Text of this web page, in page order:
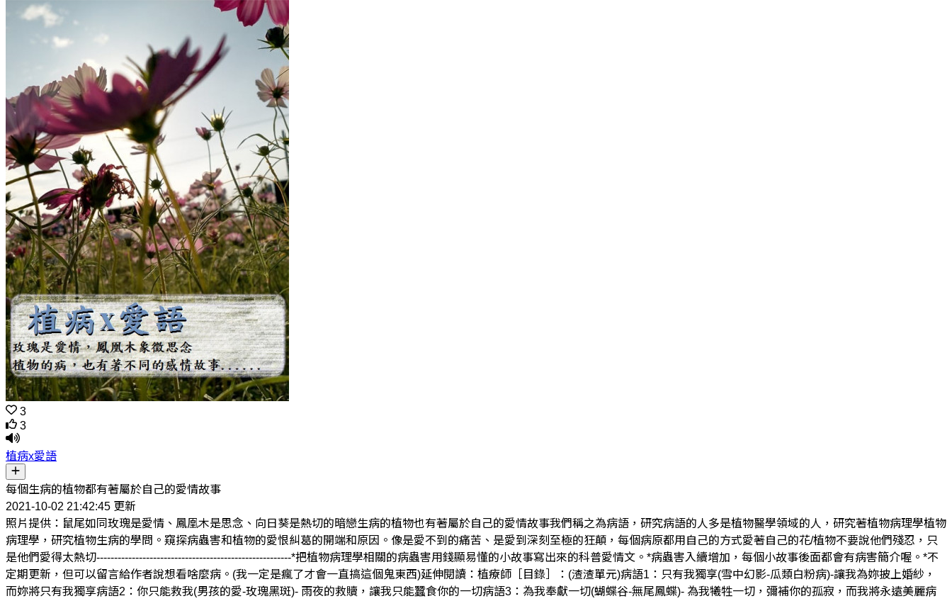
3
3
植病x愛語
每個生病的植物都有著屬於自己的愛情故事
2021-10-02 21:42:45 更新
照片提供：鼠尾如同玫瑰是愛情、鳳凰木是思念、向日葵是熱切的暗戀生病的植物也有著屬於自己的愛情故事我們稱之為病語，研究病語的人多是植物醫學領域的人，研究著植物病理學植物
病理學，研究植物生病的學問。窺探病蟲害和植物的愛恨糾葛的開端和原因。像是愛不到的痛苦、是愛到深刻至極的狂顛，每個病原都用自己的方式愛著自己的花/植物不要說他們殘忍，只
是他們愛得太熱切-------------------------------------------------------*把植物病理學相關的病蟲害用錢顯易懂的小故事寫出來的科普愛情文。*病蟲害入續增加，每個小故事後面都會有病害簡介喔。*不
定期更新，但可以留言給作者說想看啥麼病。(我一定是瘋了才會一直搞這個鬼東西)延伸閱讀：植療師［目錄］：(渣渣單元)病語1：只有我獨享(雪中幻影-瓜類白粉病)-讓我為妳披上婚紗，
而妳將只有我獨享病語2：你只能救我(男孩的愛-玫瑰黑斑)- 雨夜的救贖，讓我只能蠶食你的一切病語3：為我奉獻一切(蝴蝶谷-無尾鳳蝶)- 為我犧牲一切，彌補你的孤寂，而我將永遠美麗病